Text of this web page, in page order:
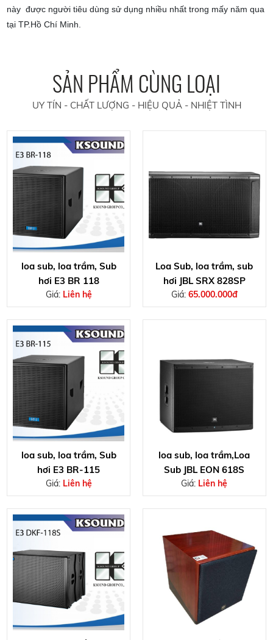
này được người tiêu dùng sử dụng nhiều nhất trong mấy năm qua
tại TP.Hồ Chí Minh.
SẢN PHẨM CÙNG LOẠI
UY TÍN - CHẤT LƯỢNG - HIỆU QUẢ - NHIỆT TÌNH
loa sub, loa trầm, Sub
hơi E3 BR 118
Giá: Liên hệ
Loa Sub, loa trầm, sub
hơi JBL SRX 828SP
Giá: 65.000.000đ
loa sub, loa trầm, Sub
hơi E3 BR-115
Giá: Liên hệ
loa sub, loa trầm,Loa
Sub JBL EON 618S
Giá: Liên hệ